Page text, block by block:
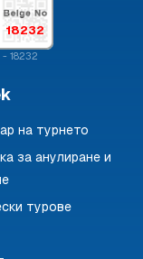
18232
- 18232
на турнето
за анулиране и
турове